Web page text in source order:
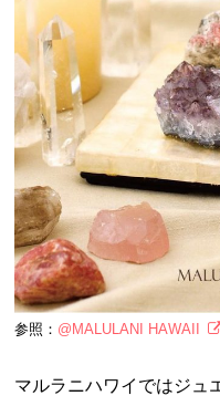
参照： @MALULANI HAWAII
マルラニハワイではジュ